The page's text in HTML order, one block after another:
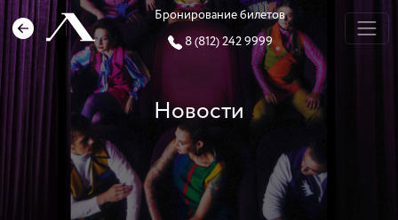
Бронирование билетов
8 (812) 242 9999
Новости